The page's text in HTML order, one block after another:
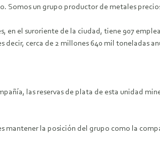
Somos un grupo productor de metales
en el suroriente de la ciudad, tiene 907
decir, cerca de 2 millones 640 mil toneladas
las reservas de plata de esta unidad
mantener la posición del grupo como la